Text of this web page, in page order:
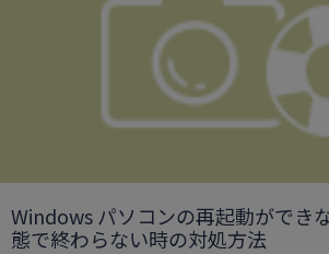
Windows パソコンの再起動ができ
態で終わらない時の対処方法